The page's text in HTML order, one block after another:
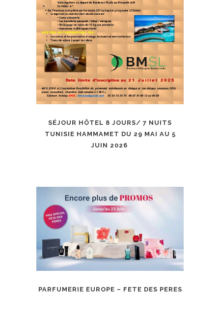
SÉJOUR HÔTEL 8 JOURS/ 7 NUITS
TUNISIE HAMMAMET DU 29 MAI AU 5
JUIN 2026
PARFUMERIE EUROPE – FETE DES PERES